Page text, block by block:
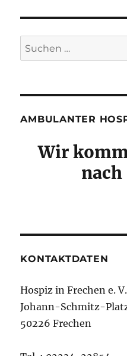
Suchen
nach:
AMBULANTER
Wir
nach
KONTAKTDATEN
Hospiz in Frechen e. V.
Johann-Schmitz-
50226 Frechen